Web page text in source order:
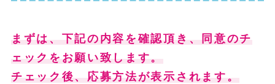
まずは、下記の内容を確認頂き、同意のチ
ェックをお願い致します。
チェック後、応募方法が表示されます。